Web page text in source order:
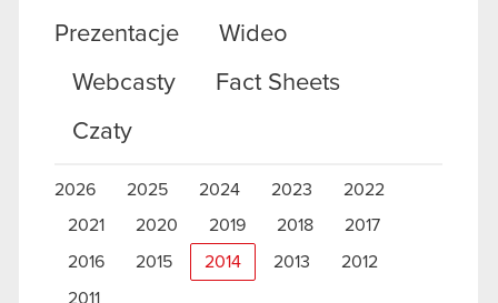
Prezentacje
Wideo
Webcasty
Fact Sheets
Czaty
2026 2025 2024 2023
2022
2021
2020 2019 2018 2017
2016 2015 2014 2013 2012
2011